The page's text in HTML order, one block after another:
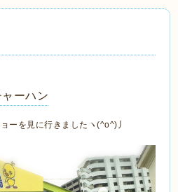
ーハン
ーを見に行きましたヽ(^o^)丿